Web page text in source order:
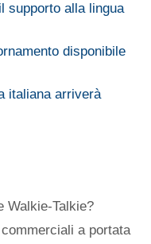
supporto alla lingua
disponibile
italiana arriverà
Walkie-Talkie?
a portata